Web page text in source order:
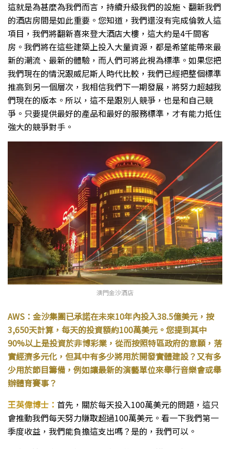
這就是為甚麼為我們而言，持續升級我們的設施、翻新我們
的酒店房間是如此重要。您知道，我們還沒有完成倫敦人這
項目，我們將翻新喜來登大酒店大樓，這大約是4千間客
房。我們將在這些建築上投入大量資源，都是希望能帶來最
新的潮流、最新的體驗，而人們可將此視為標準。如果您把
我們現在的情況跟威尼斯人時代比較，我們已經把整個標準
推高到另一個層次，我相信我們下一期發展，將努力超越我
們現在的版本。所以，這不是跟別人競爭，也是和自己競
爭。只要提供最好的產品和最好的服務標準，才有能力抵住
強大的競爭對手。
澳門金沙酒店
AWS：金沙集團已承諾在未來10年內投入38.5億美元，按
3,650天計算，每天的投資額約100萬美元。您提到其中
90%以上是投資於非博彩業，從而按照特區政府的意願，落
實經濟多元化，但其中有多少將用於開發實體建設？又有多
少用於節目籌備，例如讓最新的演藝單位來舉行音樂會或舉
辦體育賽事？
王英偉博士： 首先，關於每天投入100萬美元的問題，這只
會推動我們每天努力賺取超過100萬美元。看一下我們第一
季度收益，我們能負擔這支出嗎？是的，我們可以。